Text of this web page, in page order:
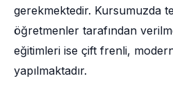
gerekmektedir. Kursumuzda
öğretmenler tarafından
eğitimleri ise çift frenli,
yapılmaktadır.